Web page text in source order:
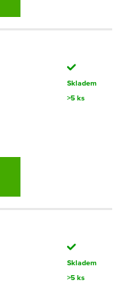
Skladem
>5 ks
Skladem
>5 ks